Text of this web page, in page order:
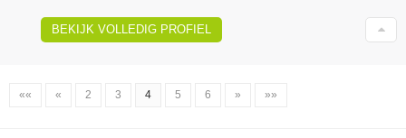
BEKIJK VOLLEDIG PROFIEL
«« « 2 3 4 5 6 » »»